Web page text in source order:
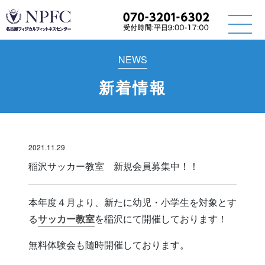
NEWS
新着情報
2021.11.29
稲沢サッカー教室 新規会員募集中！！
本年度４月より、新たに幼児・小学生を対象とす
るサッカー教室を稲沢にて開催しております！
無料体験会も随時開催しております。